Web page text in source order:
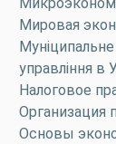
Мировая
управління в
Налоговое
Организация
Основы